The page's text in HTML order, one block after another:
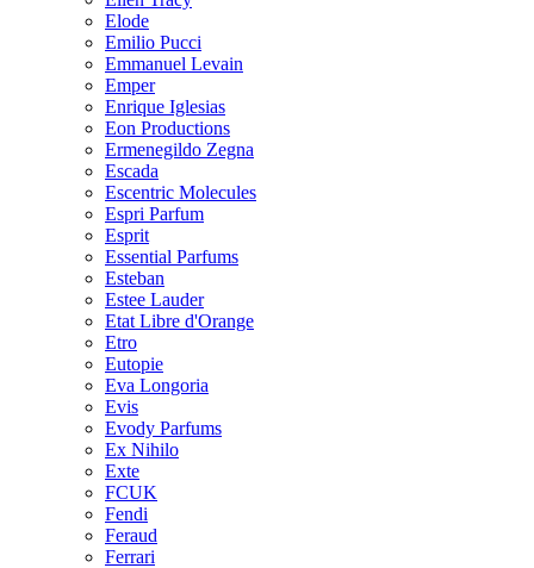
Elode
Emilio Pucci
Emmanuel Levain
Emper
Enrique Iglesias
Eon Productions
Ermenegildo Zegna
Escada
Escentric Molecules
Espri Parfum
Esprit
Essential Parfums
Esteban
Estee Lauder
Etat Libre d'Orange
Etro
Eutopie
Eva Longoria
Evis
Evody Parfums
Ex Nihilo
Exte
FCUK
Fendi
Feraud
Ferrari